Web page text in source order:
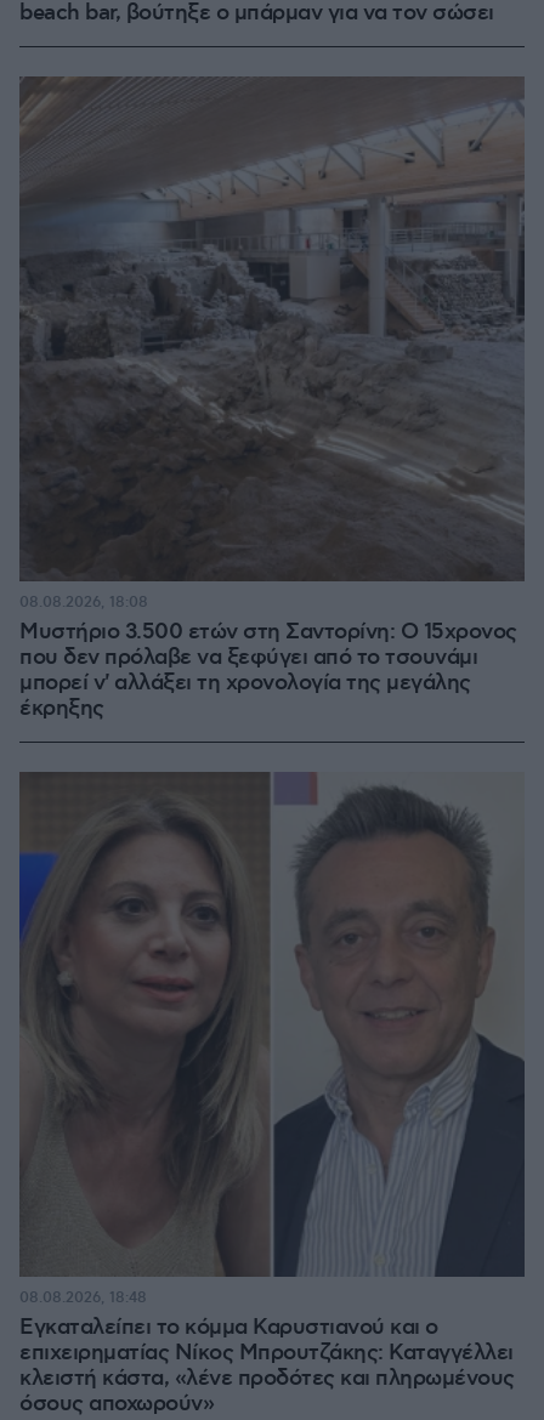
beach bar, βούτηξε ο μπάρμαν για να τον σώσει
Μυστήριο 3.500 ετών στη Σαντορίνη: Ο 15χρονος
που δεν πρόλαβε να ξεφύγει από το τσουνάμι
μπορεί ν' αλλάξει τη χρονολογία της μεγάλης
έκρηξης
08.08.2026, 18:08
Εγκαταλείπει το κόμμα Καρυστιανού και ο
επιχειρηματίας Νίκος Μπρουτζάκης: Καταγγέλλει
κλειστή κάστα, «λένε προδότες και πληρωμένους
όσους αποχωρούν»
08.08.2026, 18:48